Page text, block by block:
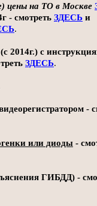
цены на ТО в Москве
- смотреть ЗДЕСЬ и
.
2014г.) с
ЗДЕСЬ.
-
или диоды -
ГИБДД) -